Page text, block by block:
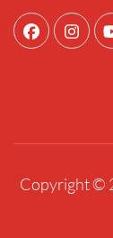
Copyright ©